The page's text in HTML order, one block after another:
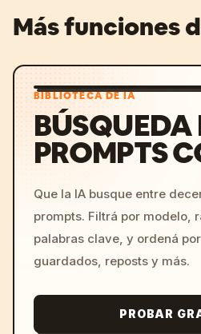
Más funciones
BIBLIOTECA DE IA
BÚSQUEDA
PROMPTS
Que la IA busque entre
prompts. Filtrá por modelo,
palabras clave, y ordená
guardados, reposts y más.
PROBAR